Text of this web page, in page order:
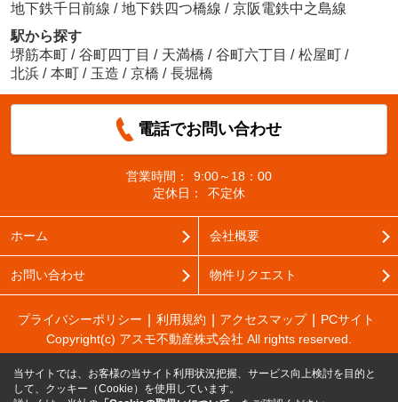
地下鉄千日前線 / 地下鉄四つ橋線 / 京阪電鉄中之島線
駅から探す
堺筋本町 / 谷町四丁目 / 天満橋 / 谷町六丁目 / 松屋町 /
北浜 / 本町 / 玉造 / 京橋 / 長堀橋
電話でお問い合わせ
営業時間：
9:00～18：00
定休日：
不定休
ホーム 会社概要
お問い合わせ 物件リクエスト
プライバシーポリシー 利用規約 アクセスマップ
PCサイト
Copyright(c) アスモ不動産株式会社 All rights reserved.
当サイトでは、お客様の当サイト利用状況把握、サービス向上検討を目的と
して、クッキー（Cookie）を使用しています。